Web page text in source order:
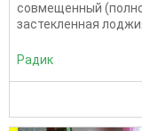
совмещенный
застекленная
Радик